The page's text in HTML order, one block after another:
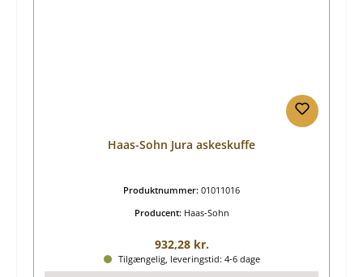
Haas-Sohn Jura askeskuffe
Produktnummer: 01011016
Producent: Haas-Sohn
Almindelig pris:
932,28 kr.
Tilgængelig, leveringstid: 4-6 dage